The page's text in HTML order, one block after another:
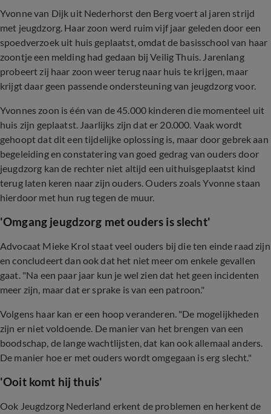
Yvonne van Dijk uit Nederhorst den Berg voert al jaren strijd
met jeugdzorg. Haar zoon werd ruim vijf jaar geleden door een
spoedverzoek uit huis geplaatst, omdat de basisschool van haar
zoontje een melding had gedaan bij Veilig Thuis. Jarenlang
probeert zij haar zoon weer terug naar huis te krijgen, maar
krijgt daar geen passende ondersteuning van jeugdzorg voor.
Yvonnes zoon is één van de 45.000 kinderen die momenteel uit
huis zijn geplaatst. Jaarlijks zijn dat er 20.000. Vaak wordt
gehoopt dat dit een tijdelijke oplossing is, maar door gebrek aan
begeleiding en constatering van goed gedrag van ouders door
jeugdzorg kan de rechter niet altijd een uithuisgeplaatst kind
terug laten keren naar zijn ouders. Ouders zoals Yvonne staan
hierdoor met hun rug tegen de muur.
'Omgang jeugdzorg met ouders is slecht'
Advocaat Mieke Krol staat veel ouders bij die ten einde raad zijn
en concludeert dan ook dat het niet meer om enkele gevallen
gaat. "Na een paar jaar kun je wel zien dat het geen incidenten
meer zijn, maar dat er sprake is van een patroon."
Volgens haar kan er een hoop veranderen. "De mogelijkheden
zijn er niet voldoende. De manier van het brengen van een
boodschap, de lange wachtlijsten, dat kan ook allemaal anders.
De manier hoe er met ouders wordt omgegaan is erg slecht."
'Ooit komt hij thuis'
Ook Jeugdzorg Nederland erkent de problemen en herkent de